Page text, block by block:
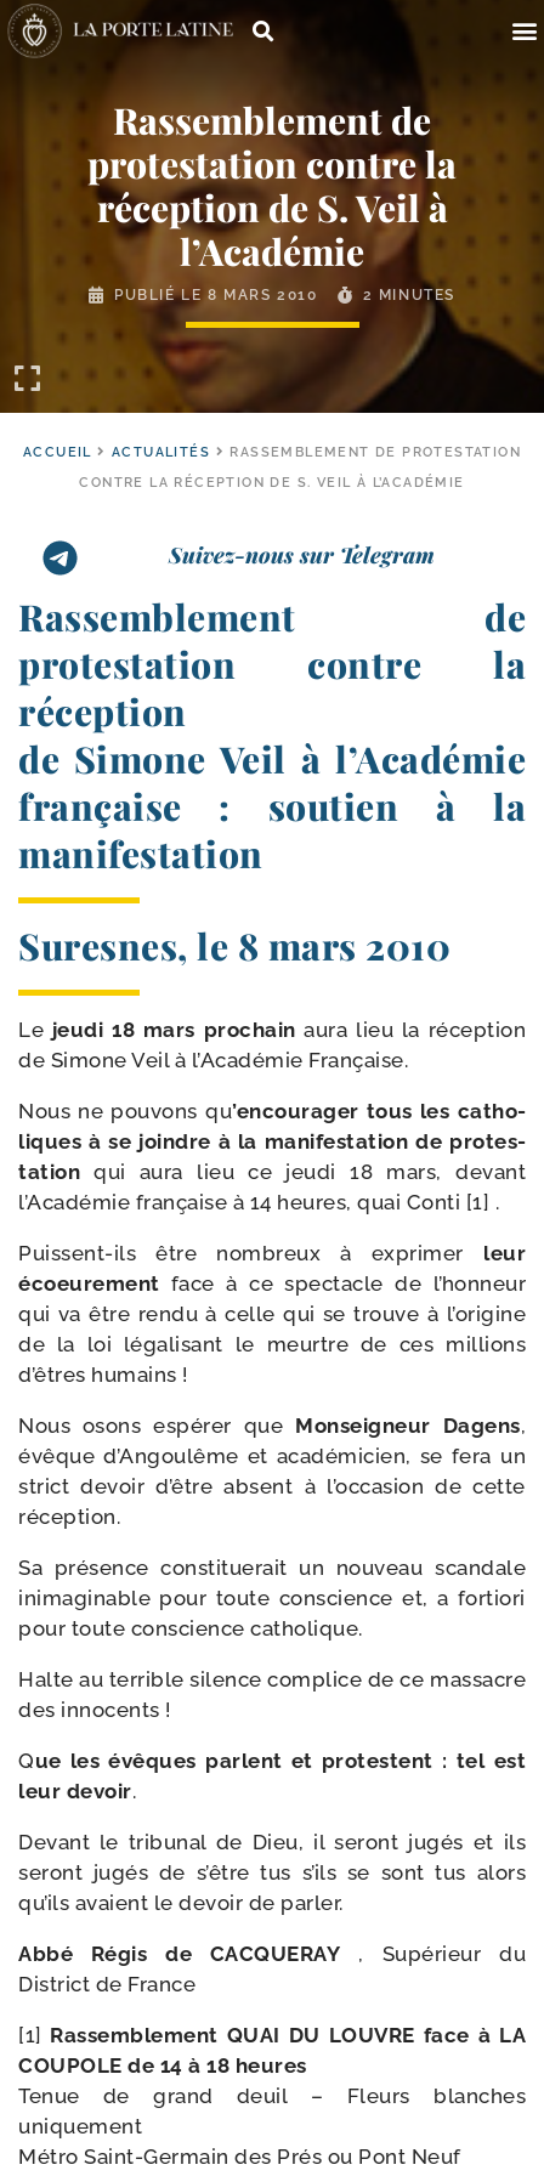
Rassemblement de
protestation contre la
réception de S. Veil à
l’Académie
PUBLIÉ LE 8 MARS 2010 2 MINUTES
ACCUEIL ACTUALITÉS
RASSEMBLEMENT DE PROTESTATION
CONTRE LA RÉCEPTION DE S. VEIL À L’ACADÉMIE
Suivez-nous sur Telegram
Rassemblement de
protestation contre la
réception
de Simone Veil à l’Académie
française : soutien à la
manifestation
Suresnes, le 8 mars 2010
Le jeu­di 18 mars pro­chain aura lieu la récep­tion
de Simone Veil à l’Académie Française.
Nous ne pou­vons qu’en­cou­ra­ger tous les catho­
liques à se joindre à la mani­fes­ta­tion de pro­tes­
ta­tion qui aura lieu ce jeu­di 18 mars, devant
l’Académie fran­çaise à 14 heures, quai Conti [1] .
Puissent-​ils être nom­breux à expri­mer leur
écoeu­re­ment face à ce spec­tacle de l’hon­neur
qui va être ren­du à celle qui se trouve à l’o­ri­gine
de la loi léga­li­sant le meurtre de ces mil­lions
d’êtres humains !
Nous osons espé­rer que Monseigneur Dagens,
évêque d’Angoulême et aca­dé­mi­cien, se fera un
strict devoir d’être absent à l’oc­ca­sion de cette
réception.
Sa pré­sence consti­tue­rait un nou­veau scan­dale
inima­gi­nable pour toute conscience et, a for­tio­ri
pour toute conscience catholique.
Halte au ter­rible silence com­plice de ce mas­sacre
des innocents !
Que les évêques parlent et pro­testent : tel est
leur devoir.
Devant le tri­bu­nal de Dieu, il seront jugés et ils
seront jugés de s’être tus s’ils se sont tus alors
qu’ils avaient le devoir de parler.
Abbé Régis de CACQUERAY , Supérieur du
District de France
[1] Rassemblement QUAI DU LOUVRE face à LA
COUPOLE de 14 à 18 heures
Tenue de grand deuil – Fleurs blanches
uniquement
Métro Saint-​Germain des Prés ou Pont Neuf